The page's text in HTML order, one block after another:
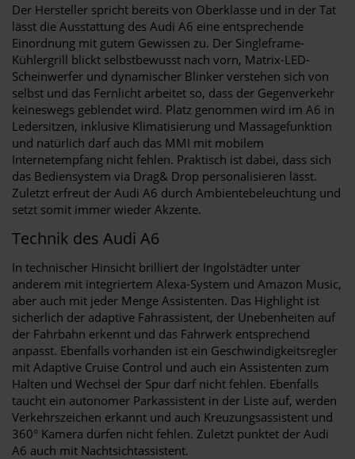
Der Hersteller spricht bereits von Oberklasse und in der Tat
lässt die Ausstattung des Audi A6 eine entsprechende
Einordnung mit gutem Gewissen zu. Der Singleframe-
Kühlergrill blickt selbstbewusst nach vorn, Matrix-LED-
Scheinwerfer und dynamischer Blinker verstehen sich von
selbst und das Fernlicht arbeitet so, dass der Gegenverkehr
keineswegs geblendet wird. Platz genommen wird im A6 in
Ledersitzen, inklusive Klimatisierung und Massagefunktion
und natürlich darf auch das MMI mit mobilem
Internetempfang nicht fehlen. Praktisch ist dabei, dass sich
das Bediensystem via Drag& Drop personalisieren lässt.
Zuletzt erfreut der Audi A6 durch Ambientebeleuchtung und
setzt somit immer wieder Akzente.
Technik des Audi A6
In technischer Hinsicht brilliert der Ingolstädter unter
anderem mit integriertem Alexa-System und Amazon Music,
aber auch mit jeder Menge Assistenten. Das Highlight ist
sicherlich der adaptive Fahrassistent, der Unebenheiten auf
der Fahrbahn erkennt und das Fahrwerk entsprechend
anpasst. Ebenfalls vorhanden ist ein Geschwindigkeitsregler
mit Adaptive Cruise Control und auch ein Assistenten zum
Halten und Wechsel der Spur darf nicht fehlen. Ebenfalls
taucht ein autonomer Parkassistent in der Liste auf, werden
Verkehrszeichen erkannt und auch Kreuzungsassistent und
360° Kamera dürfen nicht fehlen. Zuletzt punktet der Audi
A6 auch mit Nachtsichtassistent.